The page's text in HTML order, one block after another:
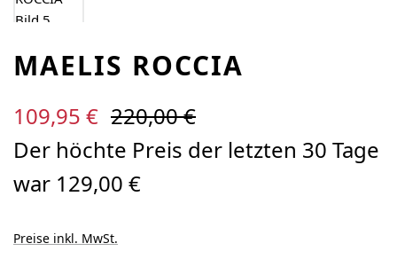
MAELIS ROCCIA
Verkaufspreis:
109,95 € Regulärer Preis:
220,00 €
Der höchte Preis der letzten 30 Tage
war 129,00 €
Preise inkl. MwSt.